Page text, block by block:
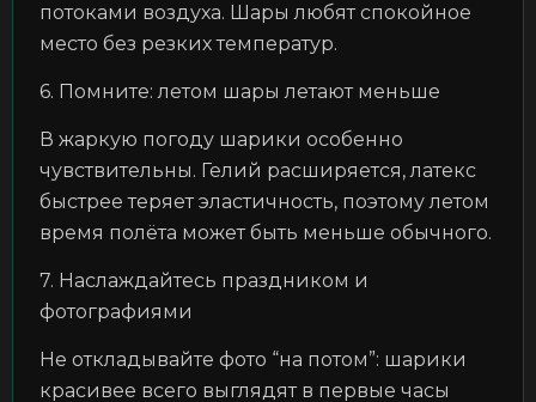
потоками воздуха. Шары любят спокойное
место без резких температур.
6. Помните: летом шары летают меньше
В жаркую погоду шарики особенно
чувствительны. Гелий расширяется, латекс
быстрее теряет эластичность, поэтому летом
время полёта может быть меньше обычного.
7. Наслаждайтесь праздником и
фотографиями
Не откладывайте фото “на потом”: шарики
красивее всего выглядят в первые часы